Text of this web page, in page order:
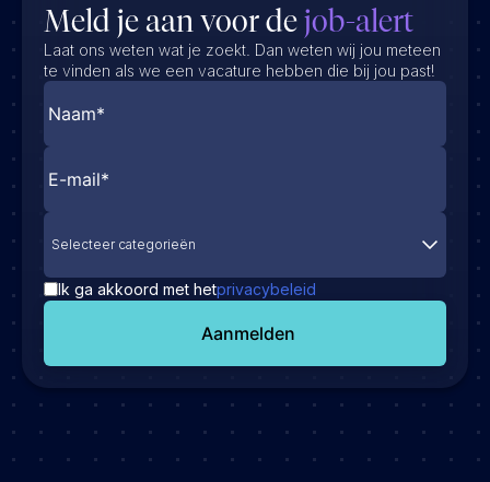
Meld je aan voor dejob-alert
Laat ons weten wat je zoekt. Dan weten wij jou meteen
te vinden als we een vacature hebben die bij jou past!
Selecteer categorieën
Ik ga akkoord met hetprivacybeleid
Aanmelden